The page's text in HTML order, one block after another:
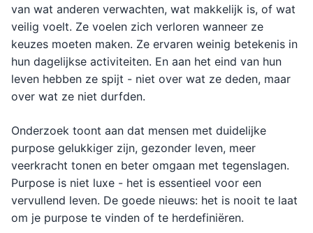
van wat anderen verwachten, wat makkelijk is, of wat
veilig voelt. Ze voelen zich verloren wanneer ze
keuzes moeten maken. Ze ervaren weinig betekenis in
hun dagelijkse activiteiten. En aan het eind van hun
leven hebben ze spijt - niet over wat ze deden, maar
over wat ze niet durfden.
Onderzoek toont aan dat mensen met duidelijke
purpose gelukkiger zijn, gezonder leven, meer
veerkracht tonen en beter omgaan met tegenslagen.
Purpose is niet luxe - het is essentieel voor een
vervullend leven. De goede nieuws: het is nooit te laat
om je purpose te vinden of te herdefiniëren.